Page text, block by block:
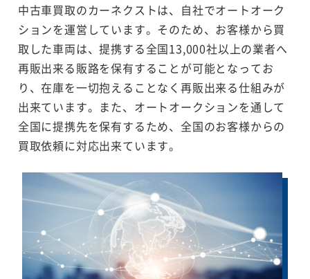
中古車買取のカーネクストは、自社でオートオーク
ションを運営しています。そのため、お客様から買
取した車両は、提携する全国13,000社以上の業者へ
再販出来る販路を保有することが可能となってお
り、在庫を一切抱えることなく再販出来る仕組みが
出来ています。また、オートオークションを通して
全国に提携先を保有するため、全国のお客様からの
買取依頼に対応出来ています。